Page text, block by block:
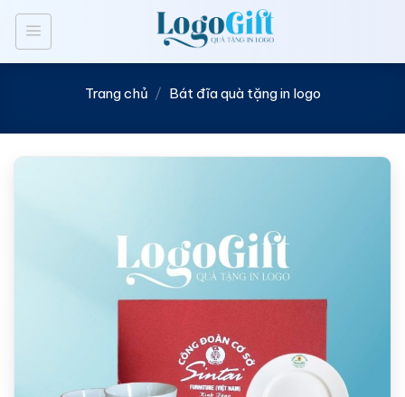
Bỏ
nội
Trang chủ / Bát đĩa quà tặng in logo